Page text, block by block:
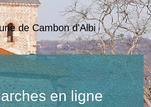
en ligne